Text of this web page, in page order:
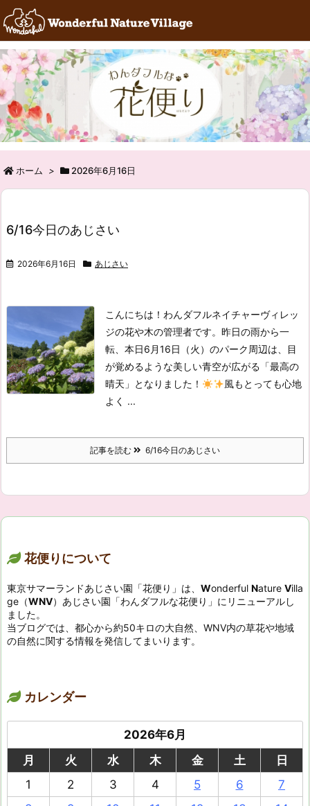
RSS Feedly
ホーム > 2026年6月16日
6/16今日のあじさい
2026年6月16日 あじさい
こんにちは！わんダフルネイチャーヴィレッ
ジの花や木の管理者です。 昨日の雨から一
転、本日6月16日（火）のパーク周辺は、目
が覚めるような美しい青空が広がる「最高の
晴天」となりました！
風もとっても心地
よく ...
記事を読む 6/16今日のあじさい
花便りについて
東京サマーランドあじさい園「花便り」は、 Wonderful Nature Villa
ge（WNV）あじさい園「わんダフルな花便り」にリニューアルし
ました。
当ブログでは、都心から約50キロの大自然、WNV内の草花や地域
の自然に関する情報を発信してまいります。
カレンダー
2026年6月
月
火 水 木 金 土
日
1
2 3 4 5 6
7